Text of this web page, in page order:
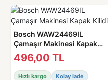
Bosch WAW24469IL
Çamaşır Makinesi Kapak
Kilidi
496,00 TL
Hızlı kargo Kolay iade